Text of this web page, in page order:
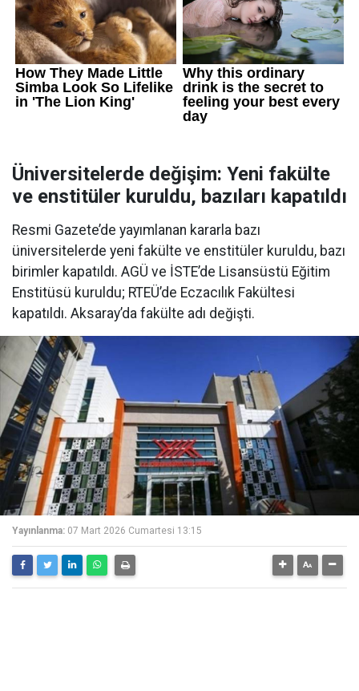
Üniversitelerde değişim: Yeni fakülte
ve enstitüler kuruldu, bazıları kapatıldı
Resmi Gazete’de yayımlanan kararla bazı
üniversitelerde yeni fakülte ve enstitüler kuruldu, bazı
birimler kapatıldı. AGÜ ve İSTE’de Lisansüstü Eğitim
Enstitüsü kuruldu; RTEÜ’de Eczacılık Fakültesi
kapatıldı. Aksaray’da fakülte adı değişti.
Yayınlanma: 07 Mart 2026 Cumartesi 13:15